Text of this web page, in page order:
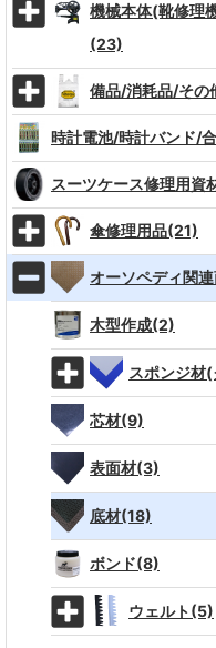
機械本体(靴修理
(23)
備品/消耗品/その
時計電池/時計バンド/
スーツケース修理用資
傘修理用品(21)
オーソペディ関
木型作成(2)
スポンジ材
芯材(9)
表面材(3)
底材(18)
ボンド(8)
ウェルト(5)